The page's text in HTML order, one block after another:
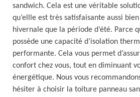
sandwich. Cela est une véritable
qu’ellle est très satisfaisante aussi
hivernale que la période d’été. Parce
possède une capacité d’isolation
performante. Cela vous permet
confort chez vous, tout en diminuant
énergétique. Nous vous
hésiter à choisir la toiture panneau